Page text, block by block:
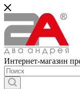
Интернет-магазин